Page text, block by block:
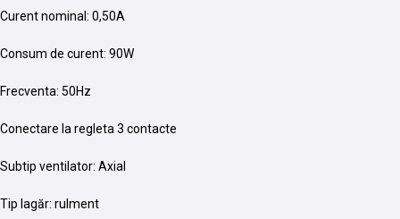
Curent nominal: 0,50A
Consum de curent: 90W
Frecventa: 50Hz
Conectare la regleta 3 contacte
Subtip ventilator: Axial
Tip lagăr: rulment